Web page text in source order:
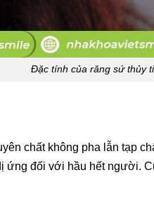
Đặc tính của răng sứ thủy
chất không pha lẫn tạp
ứng đối với hầu hết người.